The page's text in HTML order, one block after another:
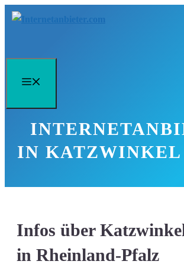
Zum
IN KATZWINKEL
Infos über
in Rheinland-Pfalz